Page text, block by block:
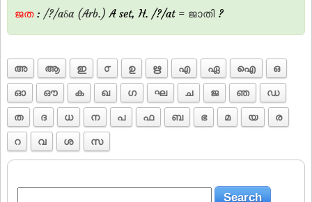
ജത: /?/aδa (Arb.) A set, H. /?/at = ജാതി ?
അ ആ ഇ ൦ ഉ ഋ എ ഏ ഐ ഒ
ഓ ഔ ക ഖ ഗ ഘ ച ജ ഞ ഡ
ത ദ ധ ന പ ഫ ബ ഭ മ യ ര
റ വ ശ സ